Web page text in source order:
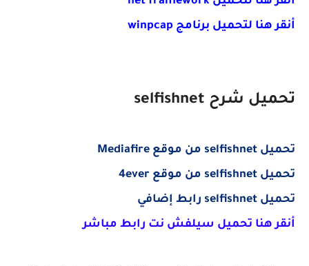
أنقر هنا لتحميل برنامج winpcap
تحميل شرح selfishnet
تحميل selfishnet من موقع Mediafire
تحميل selfishnet من موقع 4ever
تحميل selfishnet رابط إضافي
أنقر هنا تحميل سيلفش نت رابط مباشر